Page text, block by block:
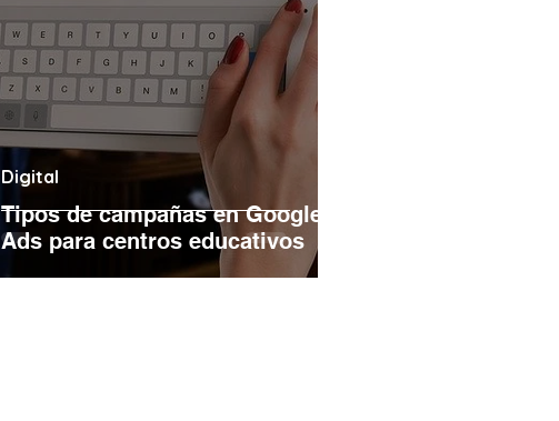
Tipos de campañas en Google
Ads para centros educativos
Digital